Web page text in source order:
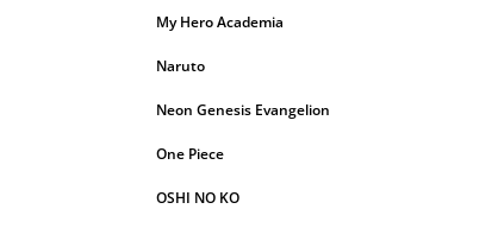
My Hero Academia
Naruto
Neon Genesis Evangelion
One Piece
OSHI NO KO